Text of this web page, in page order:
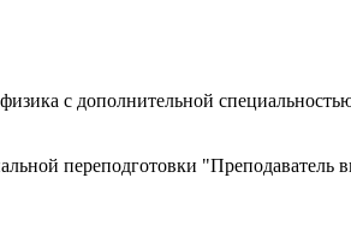
с дополнительной
переподготовки